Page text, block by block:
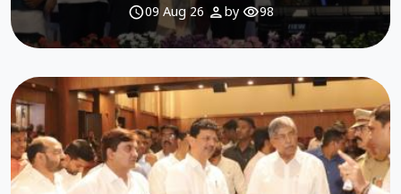
schedule09 Aug 26 personby visibility98